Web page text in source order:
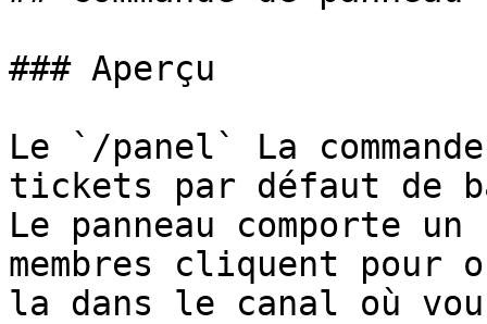
### Aperçu
Le `/panel` La
tickets par défaut de
Le panneau comporte
membres cliquent
la dans le canal où